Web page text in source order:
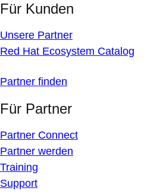
Für Kunden
Unsere Partner
Red Hat Ecosystem Catalog
Partner finden
Für Partner
Partner Connect
Partner werden
Training
Support